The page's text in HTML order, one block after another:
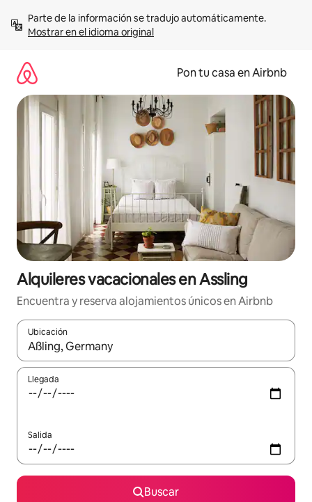
contenidoMostrar en el idioma original
Pon tu casa en Airbnb
Alquileres vacacionales en Assling
Encuentra y reserva alojamientos únicos en Airbnb
Ubicación
Cuando los resultados estén disponibles, navega con las
Llegada
Salida
Buscar